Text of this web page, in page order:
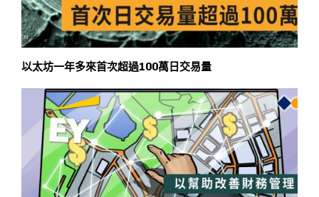
以太坊一年多來首次超過100萬日交易量